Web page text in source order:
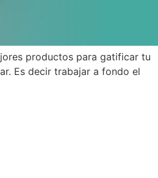
productos para gatificar tu
Es decir trabajar a fondo el